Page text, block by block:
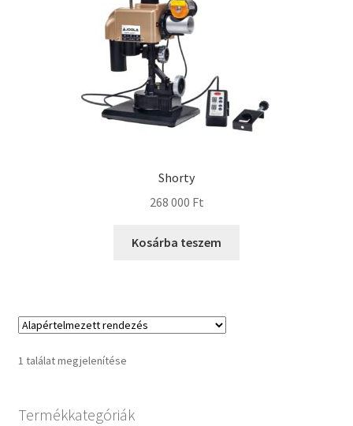
Shorty
268 000 Ft
Kosárba teszem
1 találat megjelenítése
Termékkategóriák